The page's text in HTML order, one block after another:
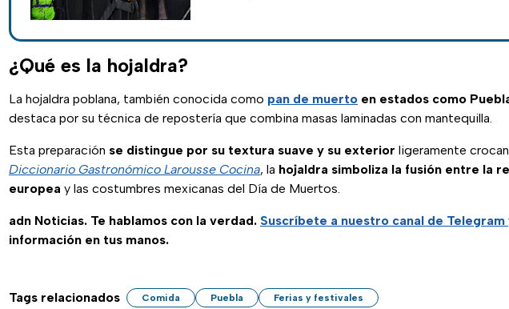
¿Qué es la hojaldra?
La hojaldra poblana, también conocida como pan de muerto en estados como
destaca por su técnica de repostería que combina masas laminadas con mantequilla.
Esta preparación se distingue por su textura suave y su exterior ligeramente
Diccionario Gastronómico Larousse Cocina, la hojaldra simboliza la fusión entre la
europea y las costumbres mexicanas del Día de Muertos.
adn Noticias. Te hablamos con la verdad. Suscríbete a nuestro canal de Telegram
información en tus manos.
Tags relacionados Comida Puebla Ferias y festivales